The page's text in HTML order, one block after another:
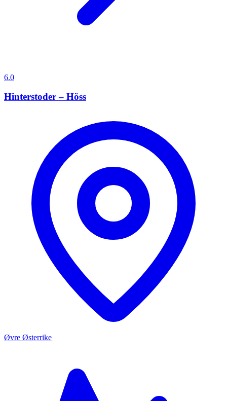
6.0
Hinterstoder – Höss
Øvre Østerrike